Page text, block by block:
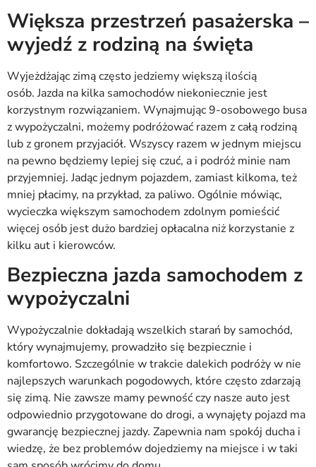
Większa przestrzeń pasażerska –
wyjedź z rodziną na święta
Wyjeżdżając zimą często jedziemy większą ilością
osób. Jazda na kilka samochodów niekoniecznie jest
korzystnym rozwiązaniem. Wynajmując 9-osobowego busa
z wypożyczalni, możemy podróżować razem z całą rodziną
lub z gronem przyjaciół. Wszyscy razem w jednym miejscu
na pewno będziemy lepiej się czuć, a i podróż minie nam
przyjemniej. Jadąc jednym pojazdem, zamiast kilkoma, też
mniej płacimy, na przykład, za paliwo. Ogólnie mówiąc,
wycieczka większym samochodem zdolnym pomieścić
więcej osób jest dużo bardziej opłacalna niż korzystanie z
kilku aut i kierowców.
Bezpieczna jazda samochodem z
wypożyczalni
Wypożyczalnie dokładają wszelkich starań by samochód,
który wynajmujemy, prowadziło się bezpiecznie i
komfortowo. Szczególnie w trakcie dalekich podróży w nie
najlepszych warunkach pogodowych, które często zdarzają
się zimą. Nie zawsze mamy pewność czy nasze auto jest
odpowiednio przygotowane do drogi, a wynajęty pojazd ma
gwarancję bezpiecznej jazdy. Zapewnia nam spokój ducha i
wiedzę, że bez problemów dojedziemy na miejsce i w taki